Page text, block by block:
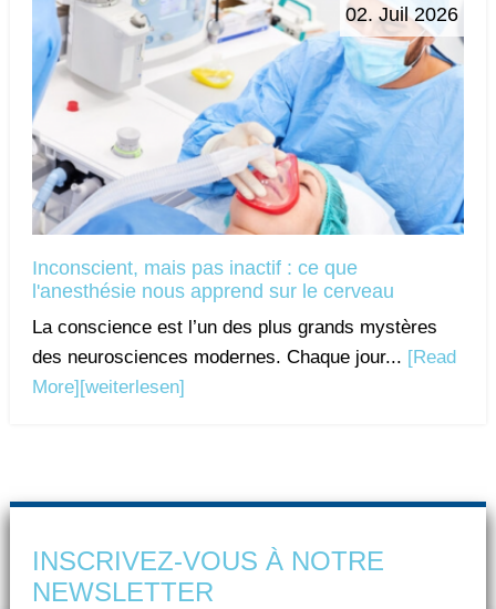
02. Juil 2026
Inconscient, mais pas inactif : ce que
l'anesthésie nous apprend sur le cerveau
La conscience est l’un des plus grands mystères
des neurosciences modernes. Chaque jour... [Read
More] [weiterlesen]
INSCRIVEZ-VOUS À NOTRE
NEWSLETTER